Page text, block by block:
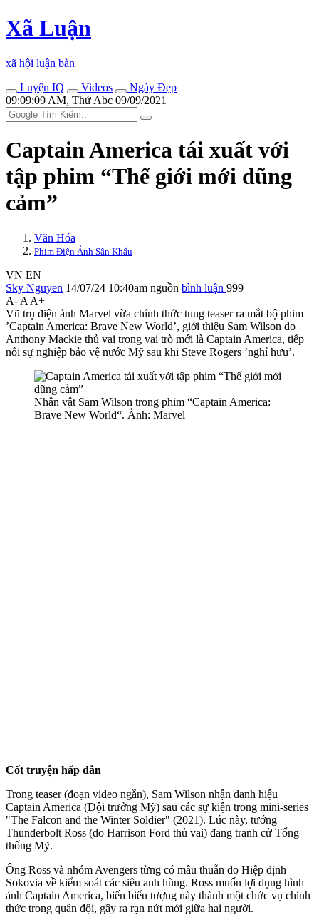
Xã Luận
xã hội luận bàn
Luyện IQ
Videos
Ngày Đẹp
09:09:09 AM, Thứ Abc 09/09/2021
Captain America tái xuất với
tập phim “Thế giới mới dũng
cảm”
Văn Hóa
Phim Điện Ảnh Sân Khấu
VN EN
Sky Nguyen 14/07/24 10:40am nguồn bình luận 999
A- A A+
Vũ trụ điện ảnh Marvel vừa chính thức tung teaser ra mắt bộ phim
’Captain America: Brave New World’, giới thiệu Sam Wilson do
Anthony Mackie thủ vai trong vai trò mới là Captain America, tiếp
nối sự nghiệp bảo vệ nước Mỹ sau khi Steve Rogers ’nghỉ hưu’.
Nhân vật Sam Wilson trong phim “Captain America:
Brave New World“. Ảnh: Marvel
Cốt truyện hấp dẫn
Trong teaser (đoạn video ngắn), Sam Wilson nhận danh hiệu
Captain America (Đội trưởng Mỹ) sau các sự kiện trong mini-series
"The Falcon and the Winter Soldier" (2021). Lúc này, tướng
Thunderbolt Ross (do Harrison Ford thủ vai) đang tranh cử Tổng
thống Mỹ.
Ông Ross và nhóm Avengers từng có mâu thuẫn do Hiệp định
Sokovia về kiểm soát các siêu anh hùng. Ross muốn lợi dụng hình
ảnh Captain America, biến biểu tượng này thành một chức vụ chính
thức trong quân đội, gây ra rạn nứt mới giữa hai người.